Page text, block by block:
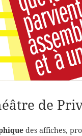
de
des affiches,